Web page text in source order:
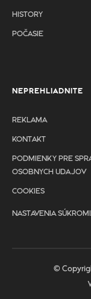
HISTORY
POČASIE
NEPREHLIADNITE
REKLAMA
KONTAKT
PODMIENKY PRE
OSOBNYCH UDAJOV
COOKIES
NASTAVENIA
©